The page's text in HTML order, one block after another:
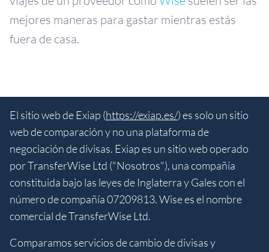
mejores maneras para gastar mientras estás
fuera de casa.
El sitio web de Exiap (https://exiap.es/) es solo un sitio
web de comparación y no una plataforma de
negociación de divisas. Exiap es un sitio web operado
por TransferWise Ltd ("Nosotros"), una compañía
constituida bajo las leyes de Inglaterra y Gales con el
número de compañía 07209813. Wise es el nombre
comercial de TransferWise Ltd.
Comparamos servicios de cambio de divisas y